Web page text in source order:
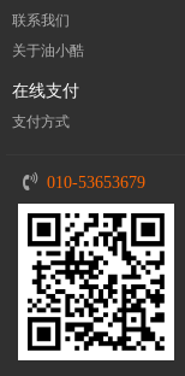
联系我们
关于油小酷
在线支付
支付方式
010-53653679